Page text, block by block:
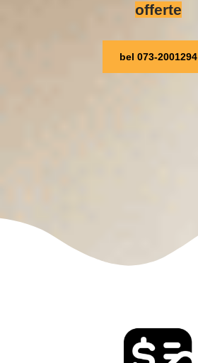
offerte
bel 073-2001294